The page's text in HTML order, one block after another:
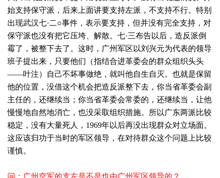
始支持保守派，后来上面讲要支持左派，不支持不行。特别
出现武汉七·二○事件，表示要支持，但并没有完全支持，对
保守派也没有把它压垮、解散。七·三布告以后，造反派倒
霉了，被整下去了。这时，广州军区以刘兴元为代表的领导
班子提出来，只要他们（指结合进革委会的群众组织头头
——叶注）自己不坏事做绝，就叫他自生自灭。也就是保留
他的位置，没借这个机会把造反派整下去，你当省革委会副
主任的，还继续当；你当省革委会常委的，还继续当，让他
慢慢地自然地消亡，也没采取组织措施。所以广东两派比较
稳定，没有大量死人，1969年以后再没出现群众对立场面。
这应该归功于当时的军区领导，在对待群众这个问题上比较
谨慎。
问：广州空军的支左是不是也由广州军区领导的？